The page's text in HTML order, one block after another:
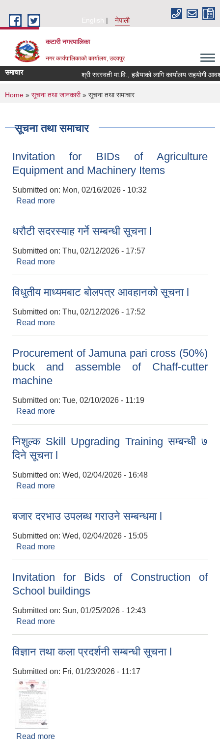
English
नेपाली
कटारी नगरपालिका
नगर कार्यपालिकाको कार्यालय, उदयपुर
समाचार श्री सरस्वती मा.वि., हडैयाको लागि कार्यालय सहयोगी
You are here
Home » सूचना तथा जानकारी» सूचना तथा समाचार
सूचना तथा समाचार
Invitation for BIDs of Agriculture
Equipment and Machinery Items
Submitted on: Mon, 02/16/2026 - 10:32
Read more
धरौटी सदरस्याह गर्ने सम्बन्धी सूचना l
Submitted on: Thu, 02/12/2026 - 17:57
Read more
विधुतीय माध्यमबाट बोलपत्र आवहानको सूचना l
Submitted on: Thu, 02/12/2026 - 17:52
Read more
Procurement of Jamuna pari cross (50%)
buck and assemble of Chaff-cutter
machine
Submitted on: Tue, 02/10/2026 - 11:19
Read more
निशुल्क Skill Upgrading Training सम्बन्धी ७
दिने सूचना l
Submitted on: Wed, 02/04/2026 - 16:48
Read more
बजार दरभाउ उपलब्ध गराउने सम्बन्धमा l
Submitted on: Wed, 02/04/2026 - 15:05
Read more
Invitation for Bids of Construction of
School buildings
Submitted on: Sun, 01/25/2026 - 12:43
Read more
विज्ञान तथा कला प्रदर्शनी सम्बन्धी सूचना l
Submitted on: Fri, 01/23/2026 - 11:17
Read more